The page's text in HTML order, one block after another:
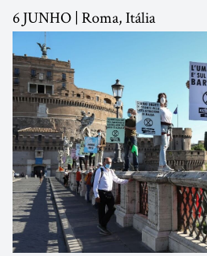
6 JUNHO | Roma, Itália